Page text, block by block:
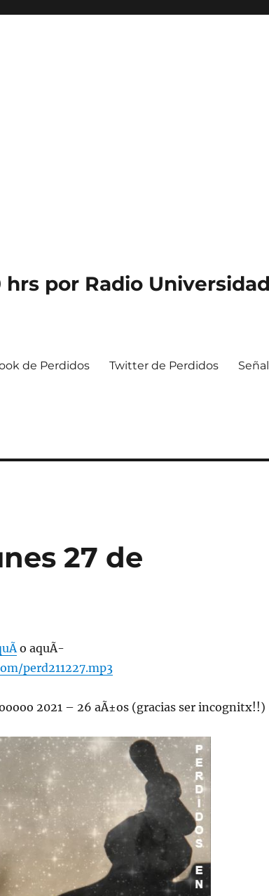
por Radio
de Perdidos Twitter de Perdidos
27 de
o aquÃ­
perd211227.mp3
2021 – 26 aÃ±os (gracias ser incognitx!!)